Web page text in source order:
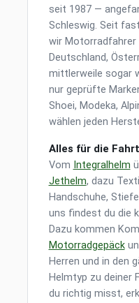
seit 1987 —
Schleswig. Seit
wir Motorradfahrer
Deutschland,
mittlerweile sogar
nur geprüfte
Shoei, Modeka,
wählen jeden
Alles für die
Vom Integralhelm
Jethelm, dazu
Handschuhe,
uns findest du die
Dazu kommen
Motorradgepäck
Herren und in den
Helmtyp zu deiner
du richtig misst,